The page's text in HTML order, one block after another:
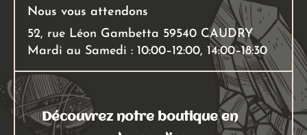
Nous vous attendons
52, rue Léon Gambetta 59540 CAUDRY
Mardi au Samedi : 10:00–12:00, 14:00–18:30
Découvrez notre boutique en